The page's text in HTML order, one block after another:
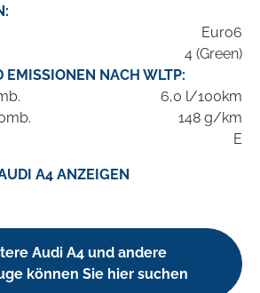
Euro6
4 (Green)
EMISSIONEN NACH WLTP:
6,0 l/100km
148 g/km
E
A4 ANZEIGEN
Audi A4 und andere
können Sie hier suchen